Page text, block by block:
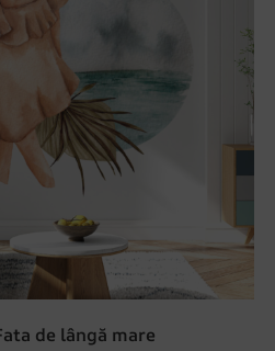
de lângă mare